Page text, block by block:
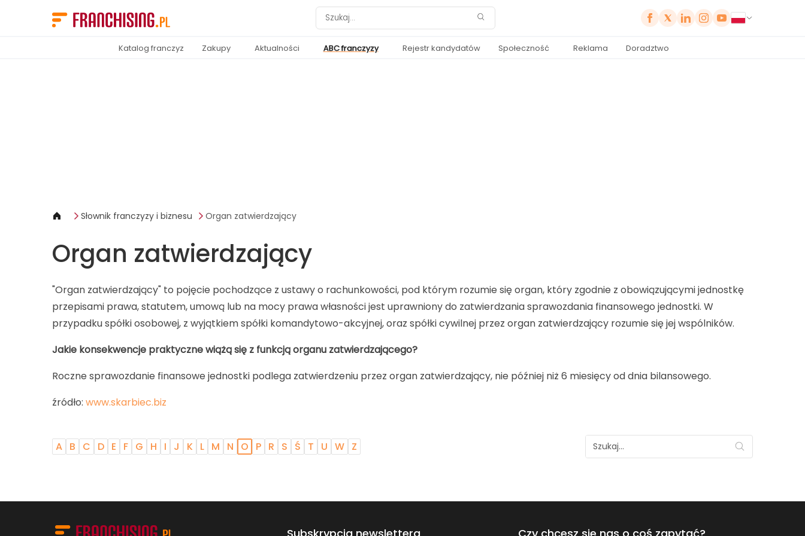
Katalog franczyz Zakupy Aktualności ABC franczyzy Rejestr kandydatów Społeczność Reklama Doradztwo
Słownik franczyzy i biznesu Organ zatwierdzający
Organ zatwierdzający
"Organ zatwierdzający" to pojęcie pochodzące z ustawy o rachunkowości, pod którym rozumie się organ, który zgodnie z obowiązującymi jednostkę
przepisami prawa, statutem, umową lub na mocy prawa własności jest uprawniony do zatwierdzania sprawozdania finansowego jednostki. W
przypadku spółki osobowej, z wyjątkiem spółki komandytowo-akcyjnej, oraz spółki cywilnej przez organ zatwierdzający rozumie się jej wspólników.
Jakie konsekwencje praktyczne wiążą się z funkcją organu zatwierdzającego?
Roczne sprawozdanie finansowe jednostki podlega zatwierdzeniu przez organ zatwierdzający, nie później niż 6 miesięcy od dnia bilansowego.
źródło: www.skarbiec.biz
A B C D E F G H I J K L M N O P R S Ś T U W Z